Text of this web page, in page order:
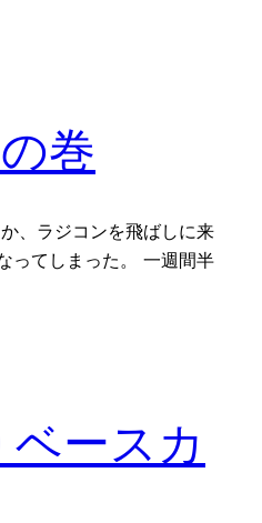
巻
、ラジコンを飛ばしに来
ってしまった。 一週間半
ースカ